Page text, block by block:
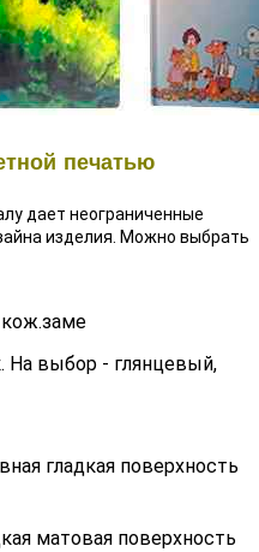
печатью
дает неограниченные
изделия. Можно выбрать
кож.заме
На выбор - глянцевый,
гладкая поверхность
матовая поверхность